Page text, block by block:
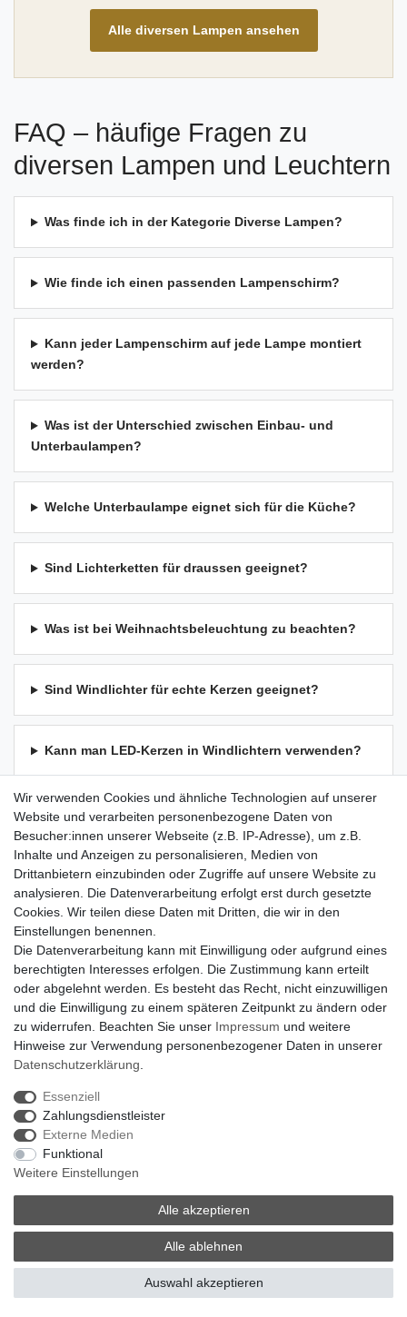
Alle diversen Lampen ansehen
FAQ – häufige Fragen zu
diversen Lampen und Leuchtern
Was finde ich in der Kategorie Diverse Lampen?
Wie finde ich einen passenden Lampenschirm?
Kann jeder Lampenschirm auf jede Lampe montiert
werden?
Was ist der Unterschied zwischen Einbau- und
Unterbaulampen?
Welche Unterbaulampe eignet sich für die Küche?
Sind Lichterketten für draussen geeignet?
Was ist bei Weihnachtsbeleuchtung zu beachten?
Sind Windlichter für echte Kerzen geeignet?
Kann man LED-Kerzen in Windlichtern verwenden?
Wie reinigt man Windlichter?
Was ist bei Kerzenständern wichtig?
Welche Lichtfarbe eignet sich für Lichterketten?
Sind Figurenlampen nur für Kinderzimmer geeignet?
Wie hell sollte eine Taschenlampe sein?
Akku oder Batterie bei Taschenlampen?
Kann eine Unterbaulampe selbst montiert werden?
Leuchten?
Wir verwenden Cookies und ähnliche Technologien auf unserer
Website und verarbeiten personenbezogene Daten von
Besucher:innen unserer Webseite (z.B. IP-Adresse), um z.B.
Inhalte und Anzeigen zu personalisieren, Medien von
Drittanbietern einzubinden oder Zugriffe auf unsere Website zu
analysieren. Die Datenverarbeitung erfolgt erst durch gesetzte
Cookies. Wir teilen diese Daten mit Dritten, die wir in den
Einstellungen benennen.
Die Datenverarbeitung kann mit Einwilligung oder aufgrund eines
berechtigten Interesses erfolgen. Die Zustimmung kann erteilt
oder abgelehnt werden. Es besteht das Recht, nicht einzuwilligen
und die Einwilligung zu einem späteren Zeitpunkt zu ändern oder
zu widerrufen. Beachten Sie unser Impressum und weitere
Hinweise zur Verwendung personenbezogener Daten in unserer
Daten­schutz­erklärung
Essenziell
Zahlungsdienstleister
Externe Medien
Funktional
Weitere Einstellungen
Alle akzeptieren
Alle ablehnen
Auswahl akzeptieren